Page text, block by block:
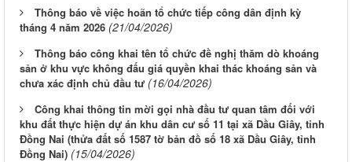
Thông báo về việc hoãn tổ chức tiếp công dân định kỳ
tháng 4 năm 2026 (21/04/2026)
Thông báo công khai tên tổ chức đề nghị thăm dò khoáng
sản ở khu vực không đấu giá quyền khai thác khoáng sản và
chưa xác định chủ đầu tư (16/04/2026)
Công khai thông tin mời gọi nhà đầu tư quan tâm đối với
khu đất thực hiện dự án khu dân cư số 11 tại xã Dầu Giây, tỉnh
Đồng Nai (thửa đất số 1587 tờ bản đồ số 18 xã Dầu Giây, tỉnh
Đồng Nai) (15/04/2026)